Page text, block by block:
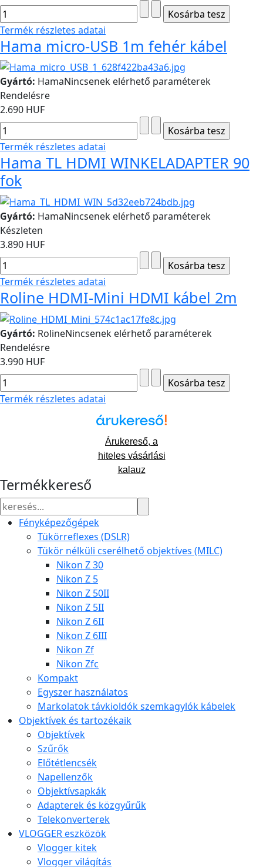
Termék részletes adatai
Hama micro-USB 1m fehér kábel
Gyártó: HamaNincsenek elérhető paraméterek
Rendelésre
2.690 HUF
Termék részletes adatai
Hama TL HDMI WINKELADAPTER 90
fok
Gyártó: HamaNincsenek elérhető paraméterek
Készleten
3.890 HUF
Termék részletes adatai
Roline HDMI-Mini HDMI kábel 2m
Gyártó: RolineNincsenek elérhető paraméterek
Rendelésre
3.990 HUF
Termék részletes adatai
Árukereső, a
hiteles vásárlási
kalauz
Termékkereső
Fényképezőgépek
Tükörreflexes (DSLR)
Tükör nélküli cserélhető objektíves (MILC)
Nikon Z 30
Nikon Z 5
Nikon Z 50II
Nikon Z 5II
Nikon Z 6II
Nikon Z 6III
Nikon Zf
Nikon Zfc
Kompakt
Egyszer használatos
Markolatok távkioldók szemkagylók kábelek
Objektívek és tartozékaik
Objektívek
Szűrők
Előtétlencsék
Napellenzők
Objektívsapkák
Adapterek és közgyűrűk
Telekonverterek
VLOGGER eszközök
Vlogger kitek
Vlogger világítás